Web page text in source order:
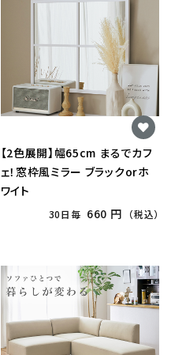
【2色展開】幅65cm まるでカフ
ェ！窓枠風ミラー ブラックorホ
ワイト
30日毎 660 円 （税込）